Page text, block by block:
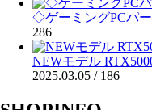
◇ゲーミングPCパ
286
NEWモデル
2025.03.05 / 186